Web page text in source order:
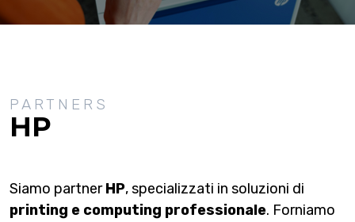
PARTNERS
HP
Siamo partnerHP, specializzati in soluzioni di
printing e computing professionale. Forniamo